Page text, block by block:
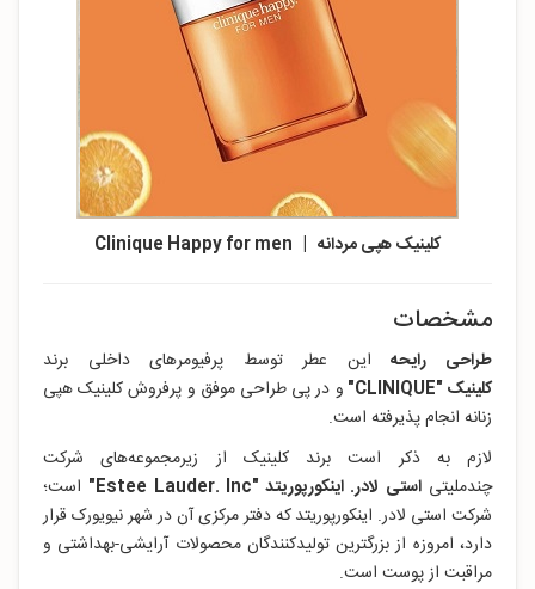
کلینیک هپی مردانه | Clinique Happy for men
مشخصات
طراحی رایحهاین عطر توسط پرفیومرهای داخلی برند
کلینیک "CLINIQUE"
و در پی طراحی موفق و پرفروش کلینیک هپی
زنانه انجام پذیرفته است.
لازم به ذکر است برند کلینیک از زیرمجموعه‌های شرکت
چندملیتیاستی لادر. اینکورپوریتد "Estee Lauder. Inc"
است؛
شرکت استی لادر. اینکورپوریتدکه دفتر مرکزی آن در شهر نیویورک قرار
دارد، امروزه از بزرگترین تولیدکنندگان محصولات آرایشی-بهداشتی و
مراقبت از پوست است.